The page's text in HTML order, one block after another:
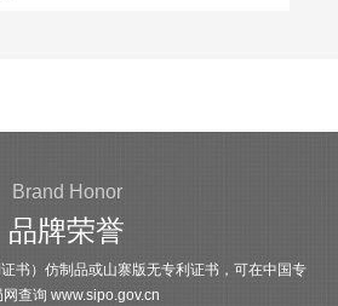
Brand Honor
品牌荣誉
书）仿制品或山寨版无专利证书，可在中国专
网查询 www.sipo.gov.cn